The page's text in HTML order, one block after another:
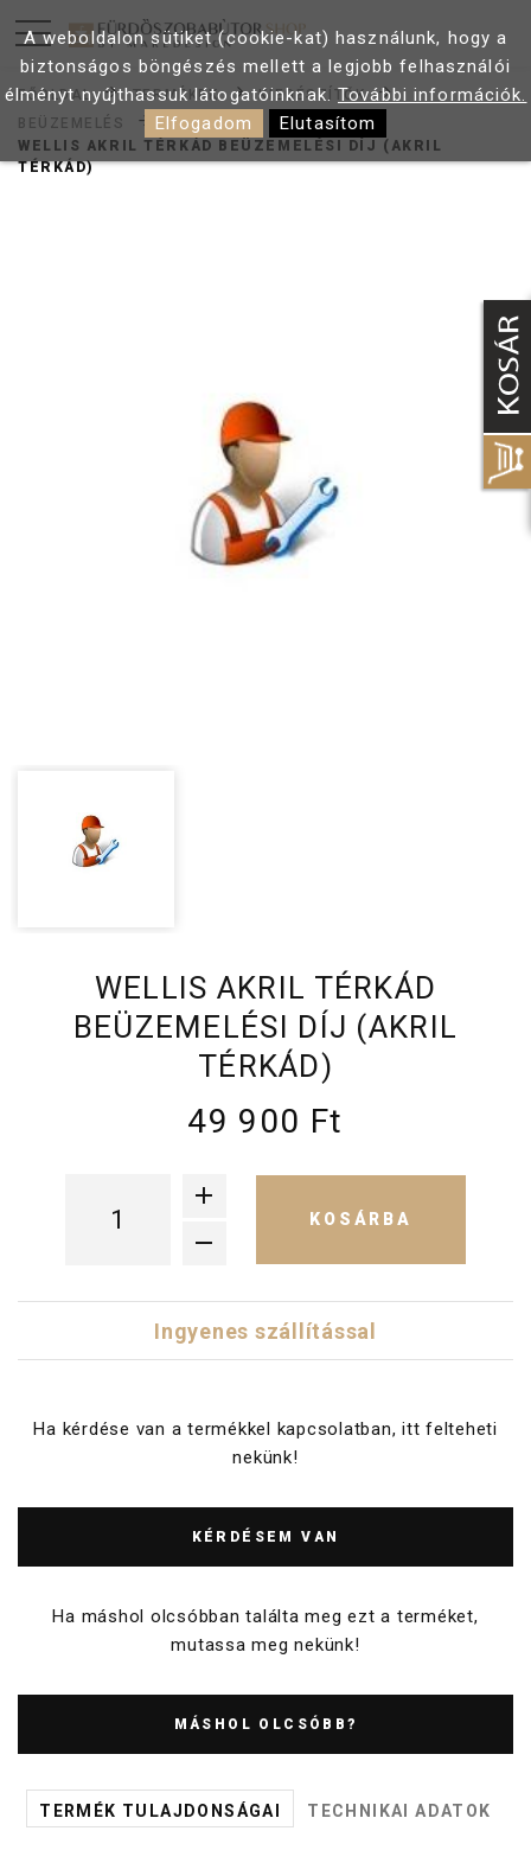
FŐOLDAL TERMÉKEK
KIEGÉSZÍTŐK
BEÜZEMELÉS
WELLIS AKRIL TÉRKÁD BEÜZEMELÉSI DÍJ (AKRIL
TÉRKÁD)
WELLIS AKRIL TÉRKÁD
BEÜZEMELÉSI DÍJ (AKRIL
TÉRKÁD)
49 900 Ft
KOSÁRBA
Ingyenes szállítással
Ha kérdése van a termékkel kapcsolatban, itt felteheti
nekünk!
KÉRDÉSEM VAN
Ha máshol olcsóbban találta meg ezt a terméket,
mutassa meg nekünk!
MÁSHOL OLCSÓBB?
TERMÉK TULAJDONSÁGAI TECHNIKAI ADATOK
A weboldalon sütiket (cookie-kat) használunk, hogy a
biztonságos böngészés mellett a legjobb felhasználói
élményt nyújthassuk látogatóinknak.További információk.
Elfogadom
Elutasítom